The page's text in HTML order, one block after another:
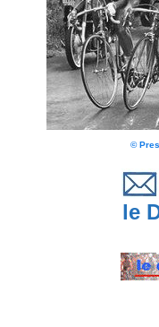
©
le